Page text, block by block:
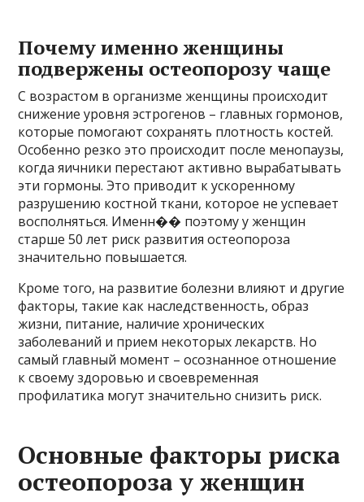
Почему именно женщины
подвержены остеопорозу чаще
С возрастом в организме женщины происходит
снижение уровня эстрогенов – главных гормонов,
которые помогают сохранять плотность костей.
Особенно резко это происходит после менопаузы,
когда яичники перестают активно вырабатывать
эти гормоны. Это приводит к ускоренному
разрушению костной ткани, которое не успевает
восполняться. Именн�� поэтому у женщин
старше 50 лет риск развития остеопороза
значительно повышается.
Кроме того, на развитие болезни влияют и другие
факторы, такие как наследственность, образ
жизни, питание, наличие хронических
заболеваний и прием некоторых лекарств. Но
самый главный момент – осознанное отношение
к своему здоровью и своевременная
профилатика могут значительно снизить риск.
Основные факторы риска
остеопороза у женщин